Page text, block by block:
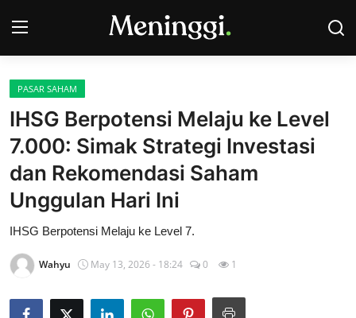
Contact
Pasar Saham
Bisnis
Korporasi
Kripto
PASAR SAHAM
IHSG Berpotensi Melaju ke Level
7.000: Simak Strategi Investasi
dan Rekomendasi Saham
Unggulan Hari Ini
IHSG Berpotensi Melaju ke Level 7.
Wahyu May 13, 2026 - 18:24 0 1